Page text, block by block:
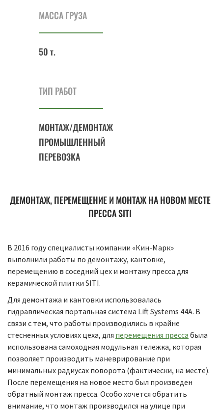
МАССА ГРУЗА
50 т.
ТИП РАБОТ
МОНТАЖ/ДЕМОНТАЖ
ПРОМЫШЛЕННЫЙ
ПЕРЕВОЗКА
ДЕМОНТАЖ, ПЕРЕМЕЩЕНИЕ И МОНТАЖ НА НОВОМ МЕСТЕ
ПРЕССА SITI
В 2016 году специалисты компании «Кин-Марк»
выполнили работы по демонтажу, кантовке,
перемещению в соседний цех и монтажу пресса для
керамической плитки SITI.
Для демонтажа и кантовки использовалась
гидравлическая портальная система Lift Systems 44A. В
связи с тем, что работы производились в крайне
стесненных условиях цеха, для перемещения пресса была
использована самоходная модульная тележка, которая
позволяет производить маневрирование при
минимальных радиусах поворота (фактически, на месте).
После перемещения на новое место был произведен
обратный монтаж пресса. Особо хочется обратить
внимание, что монтаж производился на улице при